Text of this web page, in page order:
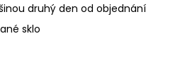
druhý den od objednání
sklo